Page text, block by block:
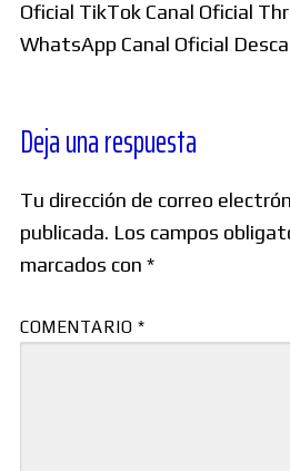
Oficial TikTok Canal Oficial
WhatsApp Canal Oficial
Deja una respuesta
Tu dirección de correo
publicada. Los campos
marcados con *
COMENTARIO *